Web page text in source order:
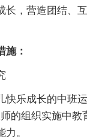
长，营造团结、
施：
快乐成长的中班
的组织实施中教
。